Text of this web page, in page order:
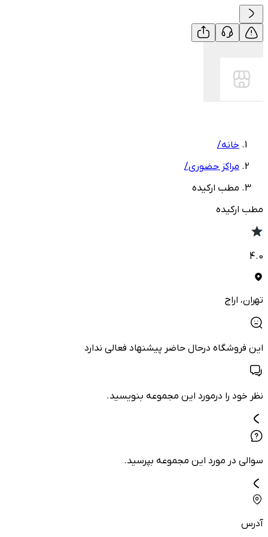
خانه/
مراکز حضوری/
مطب ارکیده
مطب ارکیده
4.0
تهران، اراج
این فروشگاه درحال حاضر پیشنهاد فعالی ندارد
نظر خود را درمورد این مجموعه بنویسید.
سوالی در مورد این مجموعه بپرسید.
آدرس